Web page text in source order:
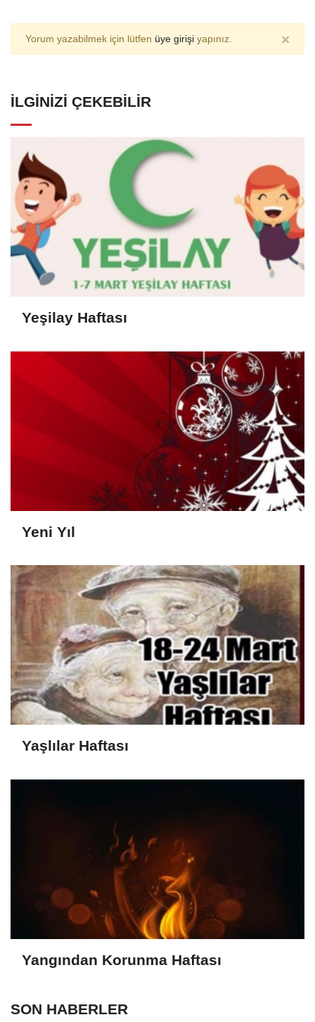
Yorum yazabilmek için lütfen üye girişi yapınız. ×
İLGINIZI ÇEKEBILIR
Yeşilay Haftası
Yeni Yıl
Yaşlılar Haftası
Yangından Korunma Haftası
SON HABERLER